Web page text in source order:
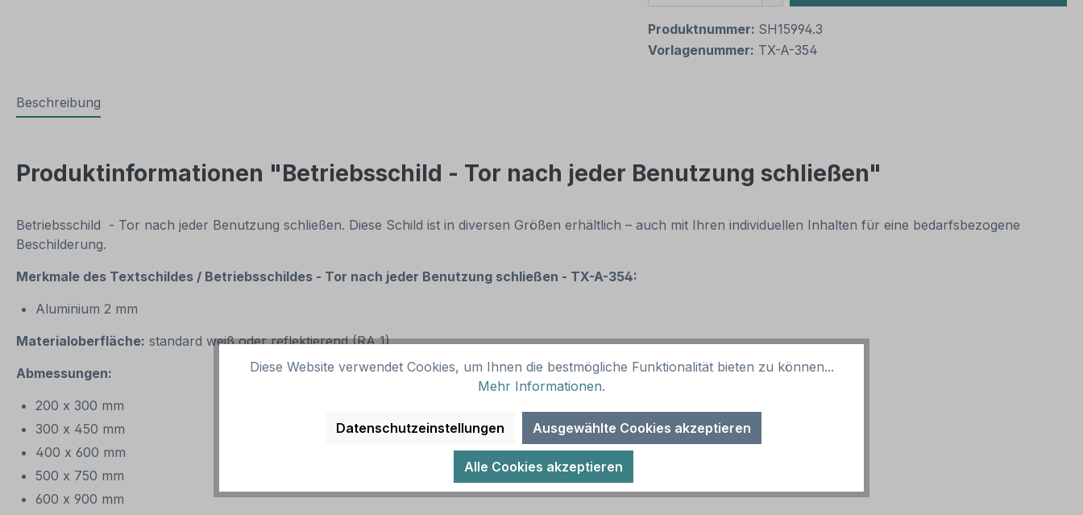
Produktnummer: SH15994.3
Vorlagenummer: TX-A-354
Beschreibung
Produktinformationen "Betriebsschild - Tor nach jeder Benutzung schließen"
Betriebsschild - Tor nach jeder Benutzung schließen. Diese Schild ist in diversen Größen erhältlich – auch mit Ihren individuellen Inhalten für eine bedarfsbezogene
Beschilderung.
Merkmale des Textschildes / Betriebsschildes - Tor nach jeder Benutzung schließen - TX-A-354:
Aluminium 2 mm
Materialoberfläche: standard weiß oder reflektierend (RA 1)
Abmessungen:
200 x 300 mm
300 x 450 mm
400 x 600 mm
500 x 750 mm
600 x 900 mm
Diese Website verwendet Cookies, um Ihnen die bestmögliche Funktionalität bieten zu können...
Mehr Informationen.
Datenschutzeinstellungen Ausgewählte Cookies akzeptieren
Alle Cookies akzeptieren